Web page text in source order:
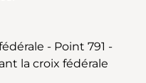
- Point 791 -
la croix fédérale